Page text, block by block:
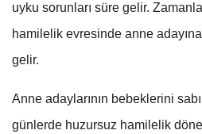
uyku sorunları süre gelir.
hamilelik evresinde anne
gelir.
Anne adaylarının bebeklerini
günlerde huzursuz hamilelik